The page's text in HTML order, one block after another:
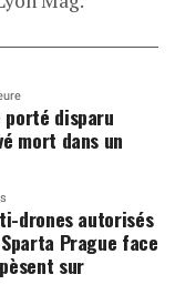
porté disparu
mort dans un
drones autorisés
Prague face
sur